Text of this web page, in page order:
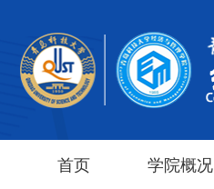
首页 学院概况